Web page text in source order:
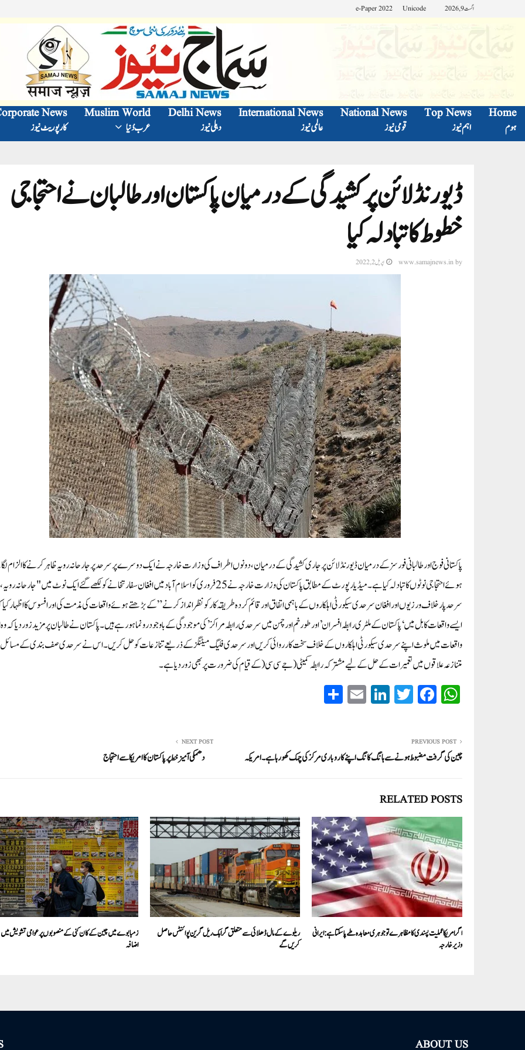
اگست 9, 2026 Unicode
e-Paper 2022
Home
ہوم
Top News
اہم نیوز
National News
قومی نیوز
International News
عالمی نیوز
Delhi News
دہلی نیوز
Muslim World
عرب دُنیا
News
کارپوریٹ نیوز
ڈیورنڈ لائن پر کشیدگی کے درمیان پاکستان اور طالبان نے احتجاجی
خطوط کا تبادلہ کیا
by
www.samajnews.in اپریل 2, 2022
پاکستانی فوج اور طالبانی فورسز کے درمیان ڈیورنڈ لائن پر جاری کشیدگی کے درمیان، دونوں اطراف کی وزارت خارجہ نے ایک دوسرے پر سرحد پر جارحانہ رویہ ظاہر کرنے کا الزام
ہوئے احتجاجی نوٹوں کا تبادلہ کیا ہے۔ میڈیا رپورٹ کے مطابق پاکستان کی وزارت خارجہ نے 25 فروری کو اسلام آباد میں افغان سفارتخانے کو لکھے گئے ایک نوٹ میں "جارحانہ رویہ،
سرحد پار خلاف ورزیوں اور افغان سرحدی سیکورٹی اہلکاروں کے باہمی اتفاق اور قائم کردہ طریقہ کار کو نظر انداز کرنے” کے بڑھتے ہوئے واقعات کی مذمت کی اور افسوس کا اظہار
ایسے واقعات کابل میں ‘ پاکستان کے ملٹری رابطہ افسران’ اور طورخم اور چمن میں سرحدی رابطہ مراکز’ کی موجودگی کے باوجود رونما ہو رہے ہیں۔ پاکستان نے طالبان پر مزید زور دیا کہ
واقعات میں ملوث اپنے سرحدی سیکورٹی اہلکاروں کے خلاف سخت کارروائی کریں اور سرحدی فلیگ میٹنگز کے ذریعے تنازعات کو حل کریں۔ اس نے سرحدی صف بندی کے مسائل
متنازعہ علاقوں میں تعمیرات کے حل کے لیے مشترکہ رابطہ کمیٹی (جے سی سی( کے قیام کی ضرورت پر بھی زور دیا ہے۔
W
ha
A
pp
Fa
ce
ok
T
wi
r
Li
nk
In
E
m
PREVIOUS POST
چین کی گرفت مضبوط ہونے سےہانگ کانگ اپنے کاروباری مرکز کی چمک کھو رہا ہے۔امریکہ
NEXT POST
دھمکی آمیز خط پر پاکستان کا امریکا سے احتجاج
RELATED POSTS
اگرامریکاعملیت پسندی کا مظاہرے توجوہری معاہدہ طے پاسکتا ہے:ایرانی
وزیرخارجہ
ریلوے کے مال ڈھلائی سے متعلق گراہک ریل گرین پوائنٹس حاصل
کریں گے
زمبابوے میں چین کے کان کنی کے منصوبوں پر عوامی تشویش میں
اضافہ
ABOUT US